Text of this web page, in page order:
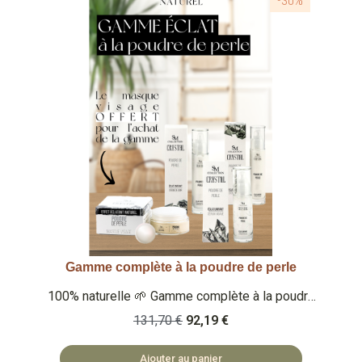
Aperçu rapide
Gamme complète à la poudre de perle
100% naturelle 🌱 Gamme complète à la poudre
de perle 🤍 Lithothérapie - Sérum visage (30ml)
- Crème de jour (50ml) - Crème de nuit (50ml) -
Masque visage (OFFERT - 100ml) 🏡
131,70 € 92,19 €
Ajouter au panier